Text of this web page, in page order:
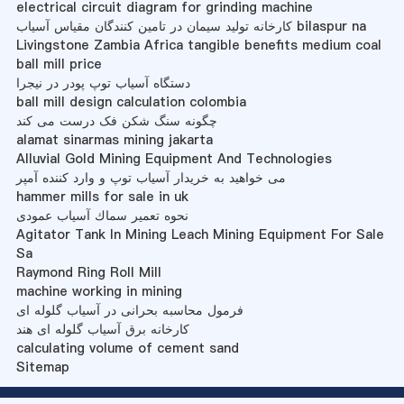
electrical circuit diagram for grinding machine
کارخانه تولید سیمان در تامین کنندگان مقیاس آسیاب bilaspur na
Livingstone Zambia Africa tangible benefits medium coal
ball mill price
دستگاه آسیاب توپ پودر در نیجرا
ball mill design calculation colombia
چگونه سنگ شکن فک درست می کند
alamat sinarmas mining jakarta
Alluvial Gold Mining Equipment And Technologies
می خواهید به خریدار آسیاب توپ و وارد کننده آمپر
hammer mills for sale in uk
نحوه تعمیر سماك آسیاب عمودی
Agitator Tank In Mining Leach Mining Equipment For Sale
Sa
Raymond Ring Roll Mill
machine working in mining
فرمول محاسبه بحرانی در آسیاب گلوله ای
کارخانه برق آسیاب گلوله ای هند
calculating volume of cement sand
Sitemap